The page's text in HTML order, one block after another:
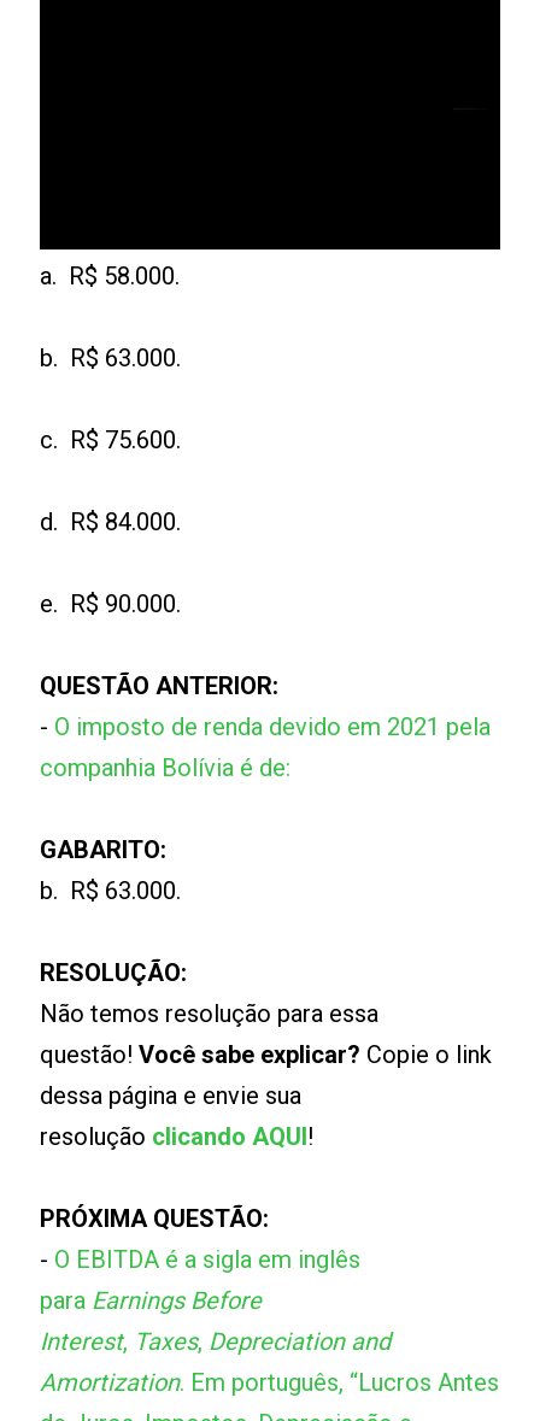
a. R$ 58.000.
b. R$ 63.000.
c. R$ 75.600.
d. R$ 84.000.
e. R$ 90.000.
QUESTÃO ANTERIOR:
- O imposto de renda devido em 2021 pela
companhia Bolívia é de:
GABARITO:
b. R$ 63.000.
RESOLUÇÃO:
Não temos resolução para essa
questão!Você sabe explicar? Copie o link
dessa página e envie sua
resolução clicando AQUI!
PRÓXIMA QUESTÃO:
- O EBITDA é a sigla em inglês
para Earnings Before
Interest, Taxes, Depreciation and
Amortization. Em português, “Lucros Antes